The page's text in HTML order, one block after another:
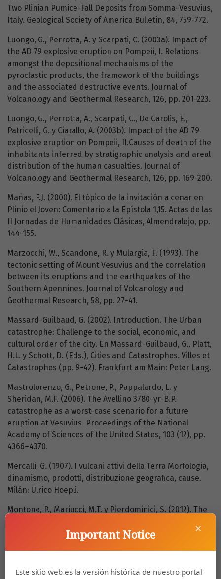
Two Plinian Pumice-Fall Deposits from Somma-Vesuvius,
Italy. Geological Society of America Bulletin, 84, 759-772.
Luongo, G., Perrotta, A. y Scarpati, C. (2003a). Impact of
the AD 79 explosive eruption on Pompeii, I. Relations
amongst the depositional mechanisms of the
pyroclastic products, the framework of the buildings
and the associated destructive events. Journal of
Volcanology and Geothermal Research, 126, pp. 201-223.
Luongo, G., Perrotta, A., Scarpati, C., De Carolis, E.,
Patricelli, G. y Ciarallo, A. (2003b). Impact of the AD 79
explosive eruption on Pompeii, II.Causes of death of the
inhabitants inferred by stratigraphic analysis and areal
distribution of the human casualties. Journal of
Volcanology and Geothermal Research, 126, pp. 169-200.
Mañas, F.J. (2000). El tópico de la invitación a cenar en
Plinio el Joven: Comentario a la Epístola 1,15. Actas de las
II Jornadas de Humanidades Clásicas, Almendralejo, pp.
144-155.
Marzocchi, W., Scandone, R. y Mulargia, F. (1993). The
tectonic setting of Mount Vesuvius and the correlation
between its eruptions and the earthquakes of the
Southern Apennines. Journal of Volcanology and
Geothermal Research, 58, pp. 27-41.
Massard-Guilbaud, G. (2002). Introduction. The Urban
catastrophe: Challenge to the social, economic, and
cultural order of the city. En Massard-Guilbaud, G., Platt,
H.L. y Schott, D. (Eds.), Cities and Catastrophes. Villes et
Catastrophes (pp. 9-42). Frankfurt am Main: Peter Lang.
Mastrolorenzo, G., Petrone, P., Pappalardo, L. y
Sheridan, M.F. (2006). The Avellino 3780-yr-B.P.
catastrophe as a worst-case scenario for a future
eruption at Vesuvius. Proceedings of the National
Academy of Sciences of the United States, 103 (12), pp.
4366–4370.
Mercalli, G. (1907). I vulcani attivi della Terra Morfologia,
dinamismo, prodotti, distribuzione geografica, cause.
Milán: Ulrico Hoepli.
Montone, P., Mariucci, M.T. y Pierdominici, S. (2012). The
International, 189, pp. 705–716.
Moure, A. (2008). Plinio en España: panorama general.
×
Important Notice
Este sitio web es la versión histórica de nuestro portal